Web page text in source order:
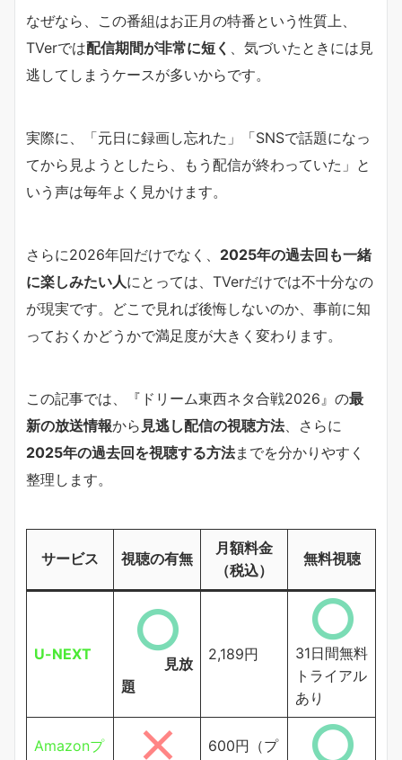
なぜなら、この番組はお正月の特番という性質上、
TVerでは配信期間が非常に短く
、気づいたときには見
逃してしまうケースが多いからです。
実際に、「元日に録画し忘れた」「SNSで話題になっ
てから見ようとしたら、もう配信が終わっていた」と
いう声は毎年よく見かけます。
さらに2026年回だけでなく、 2025年の過去回も一緒
に楽しみたい人にとっては、TVerだけでは不十分なの
が現実です。どこで見れば後悔しないのか、事前に知
っておくかどうかで満足度が大きく変わります。
この記事では、『ドリーム東西ネタ合戦2026』の最
新の放送情報から 見逃し配信の視聴方法、さらに
2025年の過去回を視聴する方法までを分かりやすく
整理します。
サービス 視聴の有無
月額料金
（税込）
無料視聴
U-NEXT
見放
題
2,189円
31日間無料
トライアル
あり
Amazonプ
600円（プ